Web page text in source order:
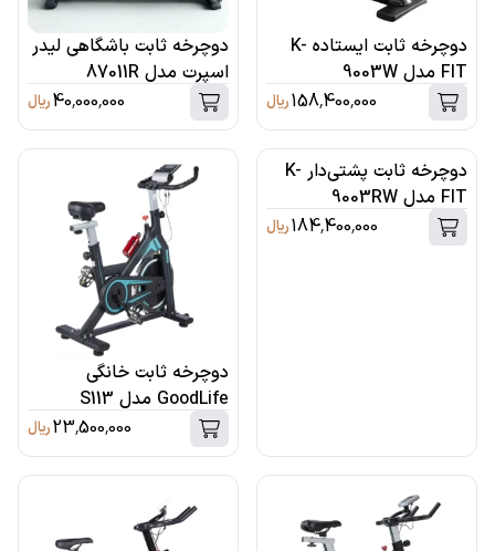
دوچرخه ثابت ایستاده K-
FIT مدل 9003W
158,400,000ریال
دوچرخه ثابت باشگاهی لیدر
اسپرت مدل 87011R
40,000,000ریال
دوچرخه ثابت پشتی‌دار K-
FIT مدل 9003RW
184,400,000ریال
دوچرخه ثابت خانگی
GoodLife مدل S113
23,500,000ریال